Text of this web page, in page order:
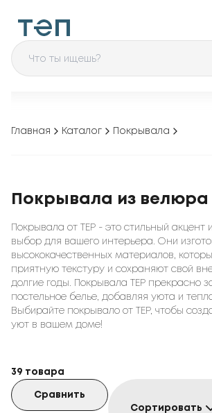
Главная Каталог Покрывала
Покрывала из велюра
Покрывала от TEP - это стильный акцент
выбор для вашего интерьера. Они
высококачественных материалов,
приятную текстуру и сохраняют свой
долгие годы. Покрывала TEP прекрасно
постельное белье, добавляя уюта и
Выбирайте покрывало от TEP, чтобы
уют в вашем доме!
Сравнить
Сортировать
39 товара